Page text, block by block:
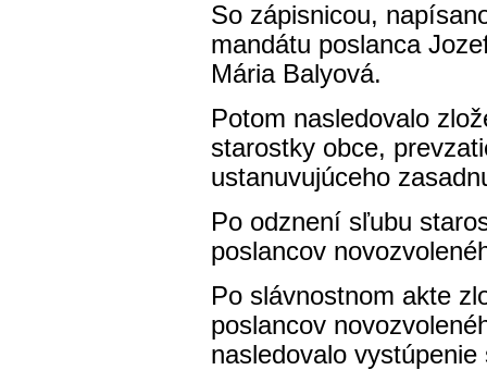
So zápisnicou,
mandátu poslanca
Mária Balyová.
Potom nasledovalo
starostky obce,
ustanuvujúceho
Po odznení sľubu
poslancov
Po slávnostnom akte
poslancov
nasledovalo